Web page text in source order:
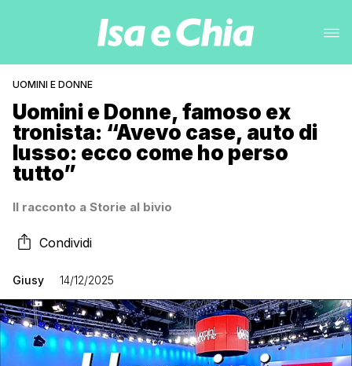
UOMINI E DONNE
Uomini e Donne, famoso ex
tronista: “Avevo case, auto di
lusso: ecco come ho perso
tutto”
Il racconto a Storie al bivio
Condividi
Giusy 14/12/2025